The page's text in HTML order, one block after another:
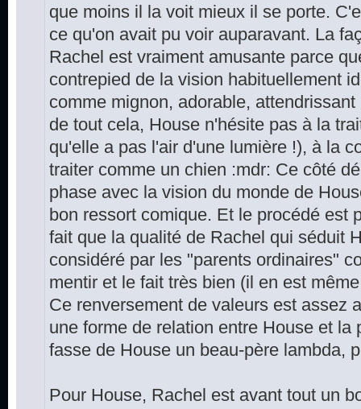
que moins il la voit mieux il se porte.
ce qu'on avait pu voir auparavant. La
Rachel est vraiment amusante parce
contrepied de la vision habituellement
comme mignon, adorable,
de tout cela, House n'hésite pas à la
qu'elle a pas l'air d'une lumière !), à la
traiter comme un chien :mdr: Ce côté
phase avec la vision du monde de
bon ressort comique. Et le procédé est
fait que la qualité de Rachel qui séduit
considéré par les "parents ordinaires"
mentir et le fait très bien (il en est
Ce renversement de valeurs est assez
une forme de relation entre House et la
fasse de House un beau-père lambda,
Pour House, Rachel est avant tout un